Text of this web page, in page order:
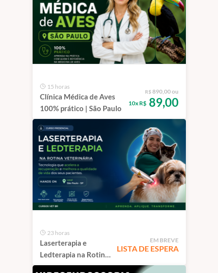
15 horas
Clínica Médica de Aves
100% prático | São Paulo
R$ 890,00 ou
10x R$89,00
23 horas
Laserterapia e
Ledterapia na Rotina
Veterinária | São
EM BREVE
LISTA DE ESPERA